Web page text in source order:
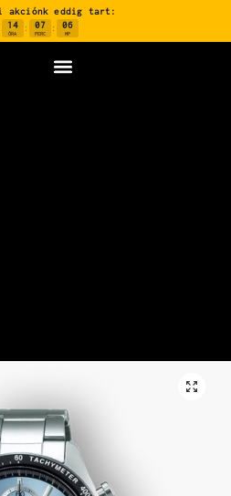
akciónk eddig tart:
14
ÓRA
: 07
PERC
: 05
MP